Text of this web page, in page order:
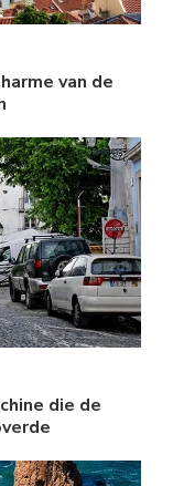
van de
die de